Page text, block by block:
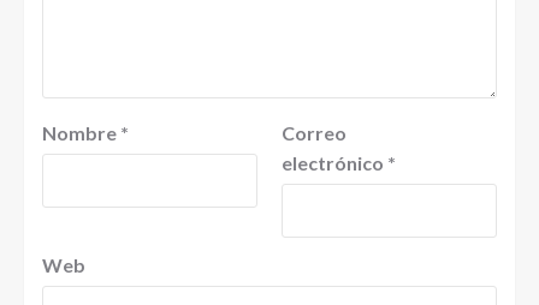
Nombre *
Correo
electrónico *
Web